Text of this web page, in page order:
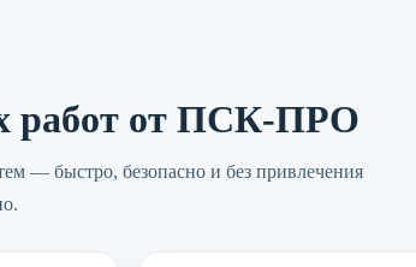
работ от ПСК-ПРО
— быстро, безопасно и без привлечения